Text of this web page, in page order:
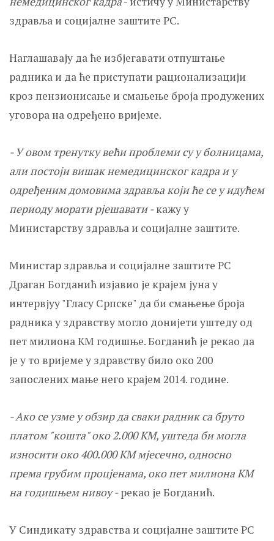
здравља и социјалне заштите РС.
Наглашавају да ће избјегавати отпуштање
радника и да ће приступати рационализацији
кроз пензионисање и смањење броја продужених
уговора на одређено вријеме.
- У овом тренутку већи проблеми су у болницама,
али постоји вишак немедицинског кадра и у
одређеним домовима здравља који ће се у идућем
периоду морати рјешавати -кажу у
Министарству здравља и социјалне заштите.
Министар здравља и социјалне заштите РС
Драган Богданић изјавио је крајем јуна у
интервјуу "Гласу Српске" да би смањење броја
радника у здравству могло донијети уштеду од
пет милиона КМ годишње. Богданић је рекао да
је у то вријеме у здравству било око 200
запослених мање него крајем 2014. године.
- Ако се узме у обзир да сваки радник са бруто
платом "кошта" око 2.000 КМ, уштеда би могла
износити око 400.000 КМ мјесечно, односно
према грубим процјенама, око пет милиона КМ
на годишњем нивоу -рекао је Богданић.
У Синдикату здравства и социјалне заштите РС